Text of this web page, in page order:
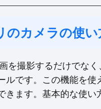
のカメラの使い
を撮影するだけでな
です。この機能を使
きます。基本的な使